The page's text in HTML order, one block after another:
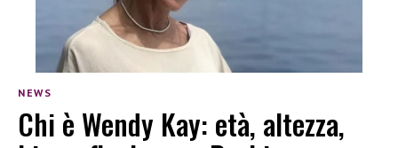
NEWS
Chi è Wendy Kay: età, altezza,